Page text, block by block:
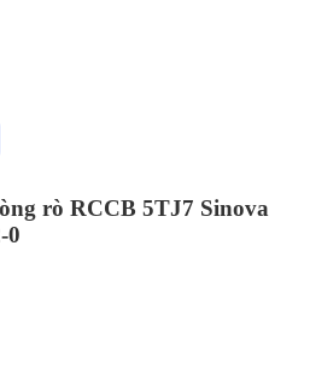
rò RCCB 5TJ7 Sinova
0